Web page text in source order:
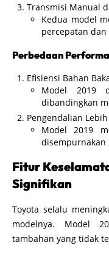
Transmisi Manual
Kedua model
percepatan
Perbedaan Performa
Efisiensi Bahan
Model 2019
dibandingkan
Pengendalian
Model 2019
disempurnakan
Fitur
Signifikan
Toyota selalu
modelnya. Model
tambahan yang tidak